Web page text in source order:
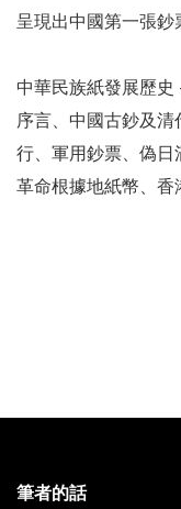
呈現出中國第一張鈔
中華民族紙發展歷史
序言、中國古鈔及
行、軍用鈔票、偽日
革命根據地紙幣、香
筆者的話